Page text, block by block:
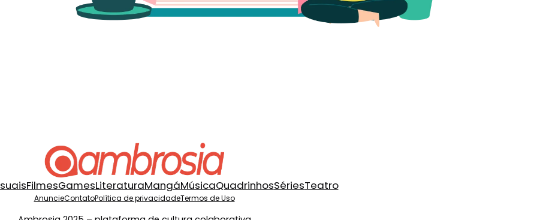
FilmesGamesLiteraturaMangáMúsicaQuadrinhosSériesTeatro
AnuncieContatoPolítica de privacidadeTermos de Uso